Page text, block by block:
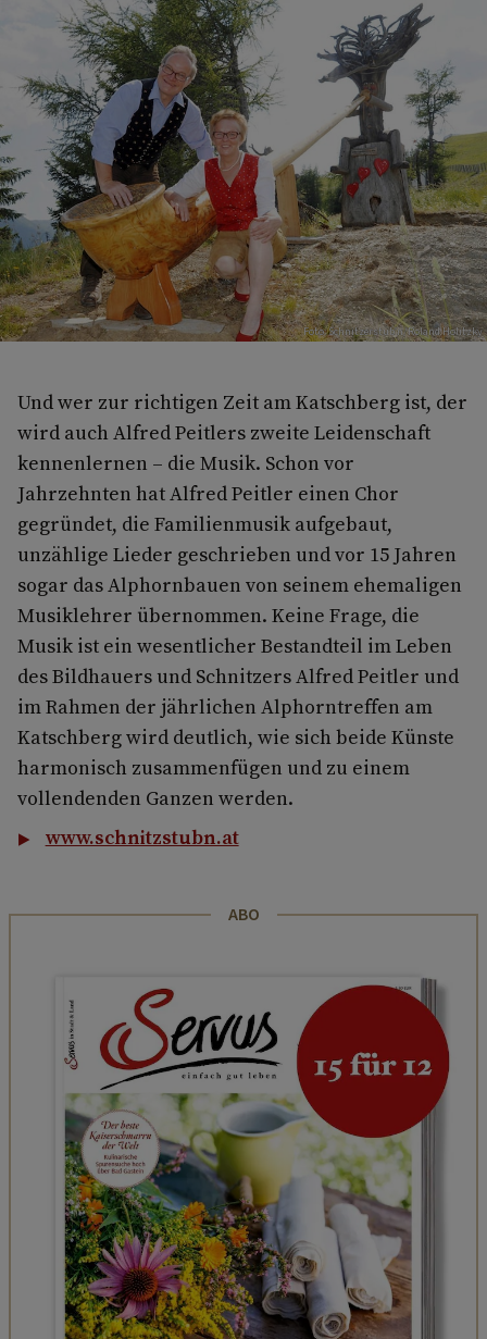
Foto: Schnitzerstub'n/Roland Holitzky
Und wer zur richtigen Zeit am Katschberg ist, der
wird auch Alfred Peitlers zweite Leidenschaft
kennenlernen – die Musik. Schon vor
Jahrzehnten hat Alfred Peitler einen Chor
gegründet, die Familienmusik aufgebaut,
unzählige Lieder geschrieben und vor 15 Jahren
sogar das Alphornbauen von seinem ehemaligen
Musiklehrer übernommen. Keine Frage, die
Musik ist ein wesentlicher Bestandteil im Leben
des Bildhauers und Schnitzers Alfred Peitler und
im Rahmen der jährlichen Alphorntreffen am
Katschberg wird deutlich, wie sich beide Künste
harmonisch zusammenfügen und zu einem
vollendenden Ganzen werden.
www.schnitzstubn.at
ABO